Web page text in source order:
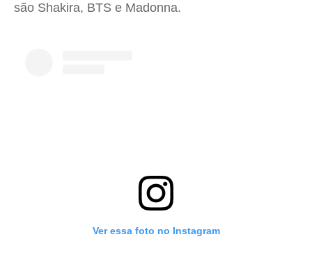
são Shakira, BTS e Madonna.
Ver essa foto no Instagram